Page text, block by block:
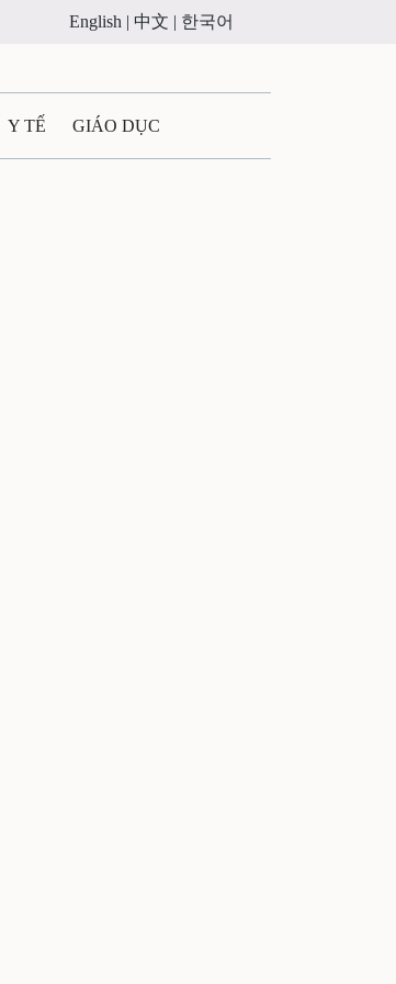
English | 中文 | 한국어
Y TẾ GIÁO DỤC